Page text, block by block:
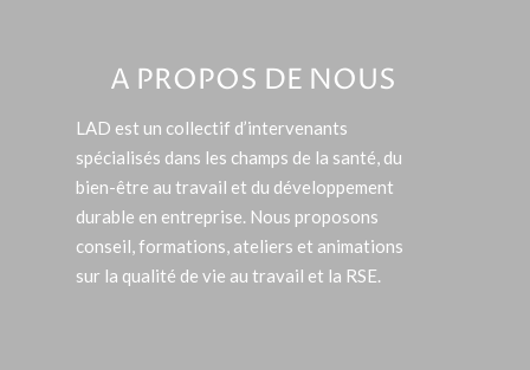
A PROPOS DE NOUS
LAD est un collectif d’intervenants
spécialisés dans les champs de la santé, du
bien-être au travail et du développement
durable en entreprise. Nous proposons
conseil, formations, ateliers et animations
sur la qualité de vie au travail et la RSE.